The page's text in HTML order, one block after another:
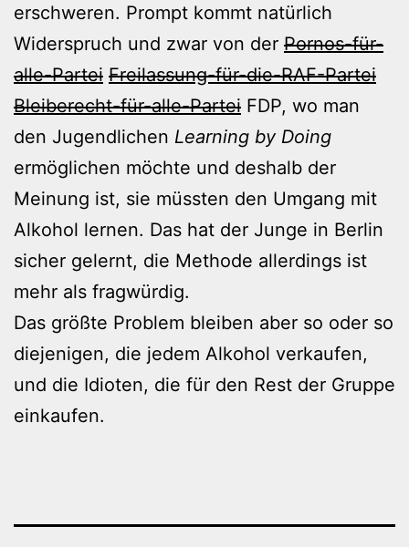
erschweren. Prompt kommt natürlich
Widerspruch und zwar von der Pornos-für-
alle-Partei Freilassung-für-die-RAF-Partei
Bleiberecht-für-alle-Partei FDP, wo man
den Jugendlichen Learning by Doing
ermöglichen möchte und deshalb der
Meinung ist, sie müssten den Umgang mit
Alkohol lernen. Das hat der Junge in Berlin
sicher gelernt, die Methode allerdings ist
mehr als fragwürdig.
Das größte Problem bleiben aber so oder so
diejenigen, die jedem Alkohol verkaufen,
und die Idioten, die für den Rest der Gruppe
einkaufen.